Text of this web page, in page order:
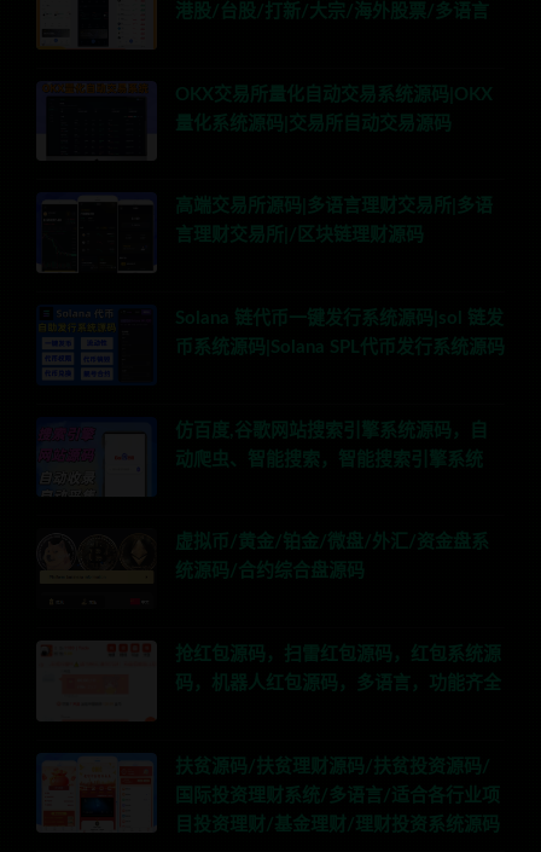
港股/台股/打新/大宗/海外股票/多语言
OKX交易所量化自动交易系统源码|OKX
量化系统源码|交易所自动交易源码
高端交易所源码|多语言理财交易所|多语
言理财交易所|/区块链理财源码
Solana 链代币一键发行系统源码|sol 链发
币系统源码|Solana SPL代币发行系统源码
仿百度,谷歌网站搜索引擎系统源码，自
动爬虫、智能搜索，智能搜索引擎系统
虚拟币/黄金/铂金/微盘/外汇/资金盘系
统源码/合约综合盘源码
抢红包源码，扫雷红包源码，红包系统源
码，机器人红包源码，多语言，功能齐全
扶贫源码/扶贫理财源码/扶贫投资源码/
国际投资理财系统/多语言/适合各行业项
目投资理财/基金理财/理财投资系统源码